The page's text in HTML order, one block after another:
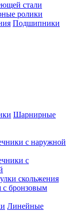
стали
ролики
Подшипники
Шарнирные
с наружной
с
скольжения
с бронзовым
Линейные